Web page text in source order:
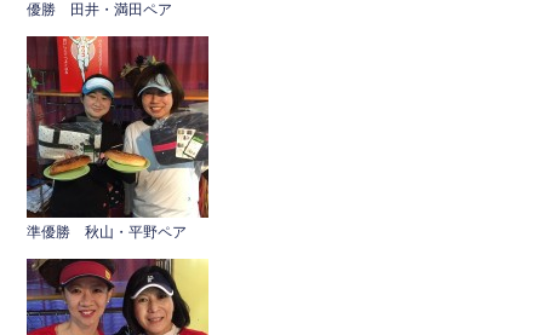
優勝 田井・満田ペア
準優勝 秋山・平野ペア